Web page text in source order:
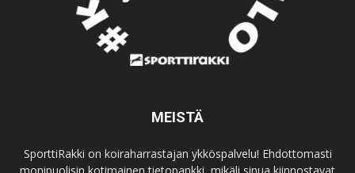
MEISTÄ
SporttiRakki on koiraharrastajan ykköspalvelu! Ehdottomasti